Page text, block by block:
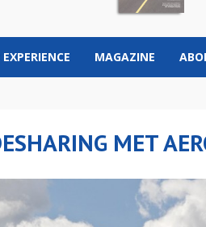
EXPERIENCE MAGAZINE
MET